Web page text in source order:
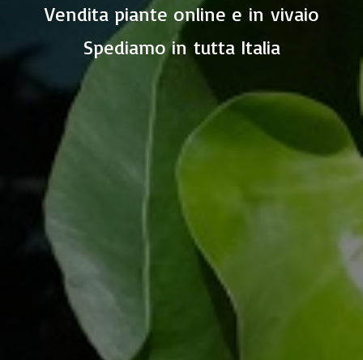
Vendita piante online e in vivaio
Spediamo in tutta Italia